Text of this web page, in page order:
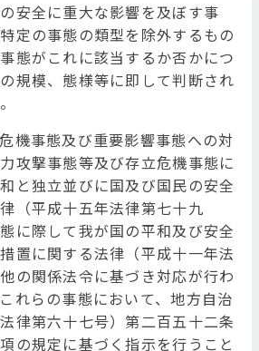
安全に重大な影響を及ぼす事
定の事態の類型を除外するもの
態がこれに該当するか否かにつ
規模、態様等に即して判断され
機事態及び重要影響事態への対
攻撃事態等及び存立危機事態に
と独立並びに国及び国民の安全
（平成十五年法律第七十九
に際して我が国の平和及び安全
置に関する法律（平成十一年法
の関係法令に基づき対応が行わ
れらの事態において、地方自治
律第六十七号）第二百五十二条
の規定に基づく指示を行うこと